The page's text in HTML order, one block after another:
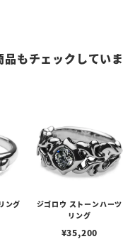
もチェックしていま
ング
ジゴロウ ストーンハーツ
リング
¥35,200